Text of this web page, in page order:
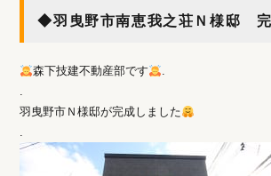
◆羽曳野市南恵我之荘Ｎ様邸
森下技建不動産部です
.
.
羽曳野市Ｎ様邸が完成しました
.